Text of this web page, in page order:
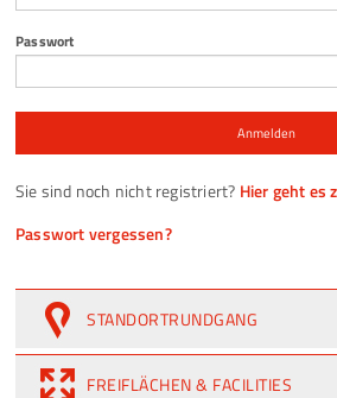
Passwort
Anmelden
Sie sind noch nicht registriert? Hier geht es
Passwort vergessen?
STANDORTRUNDGANG
FREIFLÄCHEN & FACILITIES